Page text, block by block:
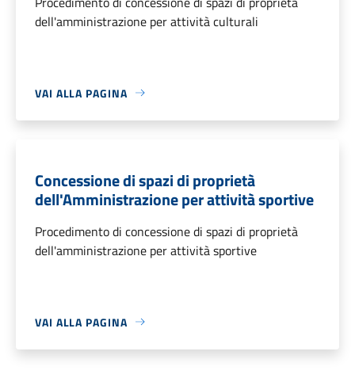
dell'amministrazione per attività culturali
VAI ALLA PAGINA
Concessione di spazi di proprietà
dell'Amministrazione per attività sportive
Procedimento di concessione di spazi di proprietà
dell'amministrazione per attività sportive
VAI ALLA PAGINA